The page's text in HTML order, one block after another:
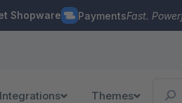
Shopware PaymentsFast.
Integrations Themes